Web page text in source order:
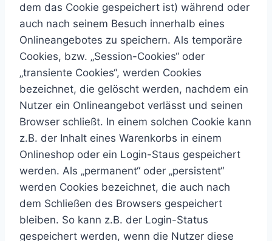
dem das Cookie gespeichert ist) während oder
auch nach seinem Besuch innerhalb eines
Onlineangebotes zu speichern. Als temporäre
Cookies, bzw. „Session-Cookies“ oder
„transiente Cookies“, werden Cookies
bezeichnet, die gelöscht werden, nachdem ein
Nutzer ein Onlineangebot verlässt und seinen
Browser schließt. In einem solchen Cookie kann
z.B. der Inhalt eines Warenkorbs in einem
Onlineshop oder ein Login-Staus gespeichert
werden. Als „permanent“ oder „persistent“
werden Cookies bezeichnet, die auch nach
dem Schließen des Browsers gespeichert
bleiben. So kann z.B. der Login-Status
gespeichert werden, wenn die Nutzer diese